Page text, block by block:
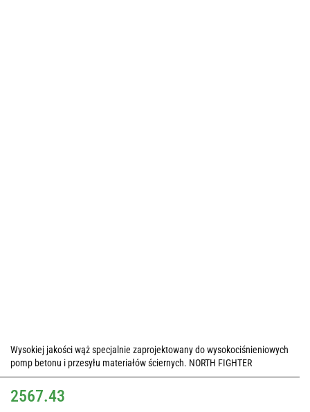
Wysokiej jakości wąż specjalnie zaprojektowany do wysokociśnieniowych
pomp betonu i przesyłu materiałów ściernych. NORTH FIGHTER
2567.43